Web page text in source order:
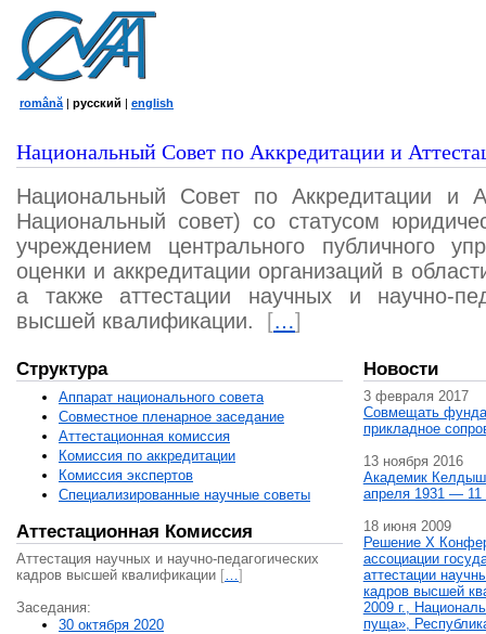
română | русский | english
Национальный Совет по Аккредитации и
Национальный Совет по Аккредитации и
Национальный совет) со статусом
учреждением центрального публичного
оценки и аккредитации организаций в
а также аттестации научных и научно-
высшей квалификации.
[…]
Структура
Аппарат национального совета
Совместное пленарное заседание
Аттестационная комисcия
Комиссия по аккредитации
Комиссия экспертов
Специализированные научные советы
Аттестационная Комиссия
Аттестация научных и научно-педагогических
кадров высшей квалификации […]
Заседания:
30 октября 2020
Новости
3 февраля 2017
Совмещать
прикладное
13 ноября 2016
Академик
апреля 1931 — 11
18 июня 2009
Решение X
ассоциации
аттестации
кадров высшей
2009 г.,
пуща»,